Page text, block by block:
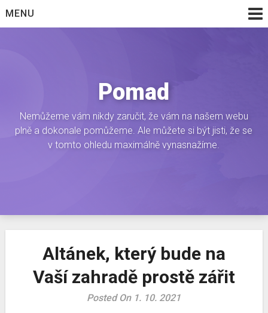
toMENU
Pomad
Nemůžeme vám nikdy zaručit, že vám na našem webu
plně a dokonale pomůžeme. Ale můžete si být jisti, že se
v tomto ohledu maximálně vynasnažíme.
Altánek, který bude na
Vaší zahradě prostě zářit
Posted On 1. 10. 2021